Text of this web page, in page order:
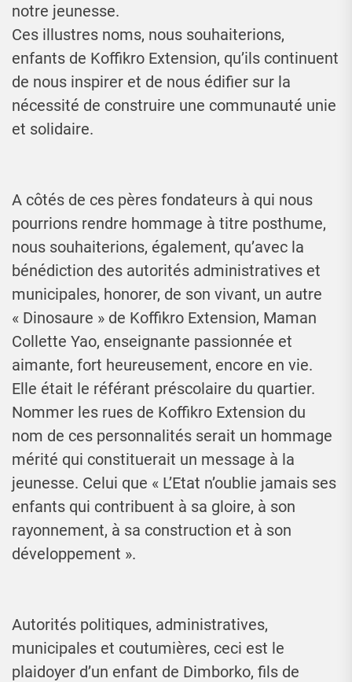
notre jeunesse.
Ces illustres noms, nous souhaiterions,
enfants de Koffikro Extension, qu’ils continuent
de nous inspirer et de nous édifier sur la
nécessité de construire une communauté unie
et solidaire.
A côtés de ces pères fondateurs à qui nous
pourrions rendre hommage à titre posthume,
nous souhaiterions, également, qu’avec la
bénédiction des autorités administratives et
municipales, honorer, de son vivant, un autre
« Dinosaure » de Koffikro Extension, Maman
Collette Yao, enseignante passionnée et
aimante, fort heureusement, encore en vie.
Elle était le référant préscolaire du quartier.
Nommer les rues de Koffikro Extension du
nom de ces personnalités serait un hommage
mérité qui constituerait un message à la
jeunesse. Celui que « L’Etat n’oublie jamais ses
enfants qui contribuent à sa gloire, à son
rayonnement, à sa construction et à son
développement ».
Autorités politiques, administratives,
municipales et coutumières, ceci est le
plaidoyer d’un enfant de Dimborko, fils de